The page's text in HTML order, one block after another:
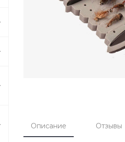
Описание Отзывы